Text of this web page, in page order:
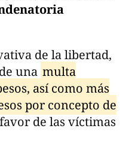
de la libertad,
una multa
así como más
por concepto de
de las víctimas